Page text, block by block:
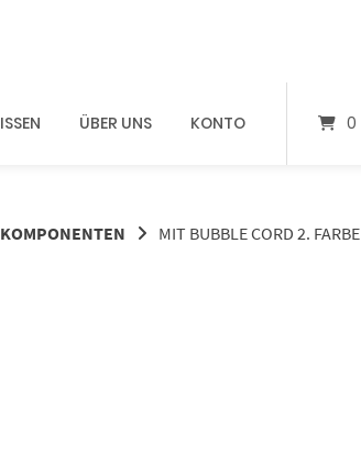
ÜBER UNS KONTO 0
MIT BUBBLE CORD 2. FARBE